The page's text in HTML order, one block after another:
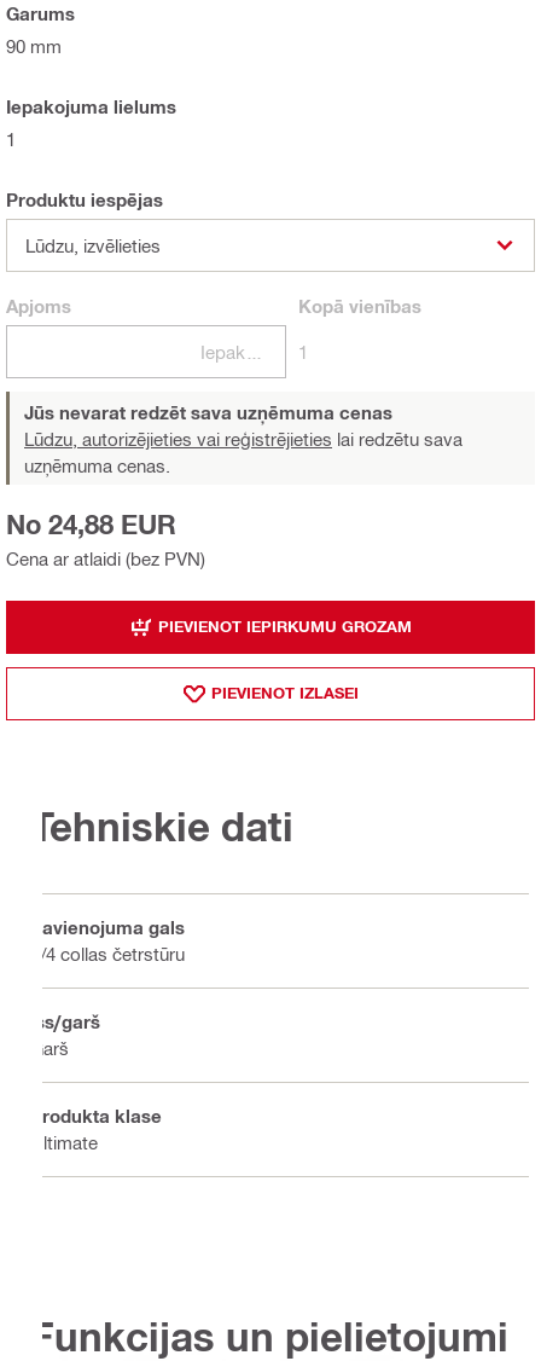
Garums
90 mm
Iepakojuma lielums
1
Produktu iespējas
Lūdzu, izvēlieties
Apjoms Kopā vienības
1
Jūs nevarat redzēt sava uzņēmuma cenas
Lūdzu, autorizējieties vai reģistrējieties lai redzētu sava
uzņēmuma cenas.
Cena ar atlaidi (bez PVN)
No 24,88 EUR
PIEVIENOT IEPIRKUMU GROZAM
PIEVIENOT IZLASEI
Tehniskie dati
Savienojuma gals
3/4 collas četrstūru
Īss/garš
Garš
Produkta klase
Ultimate
Funkcijas un pielietojumi